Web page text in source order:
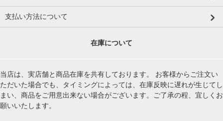
支払い方法について
在庫について
当店は、実店舗と商品在庫を共有しております。 お客様からご注文い
ただいた場合でも、タイミングによっては、在庫反映に遅れが生じてし
まい、商品をご用意出来ない場合がございます。ご了承の程、宜しくお
願いいたします。